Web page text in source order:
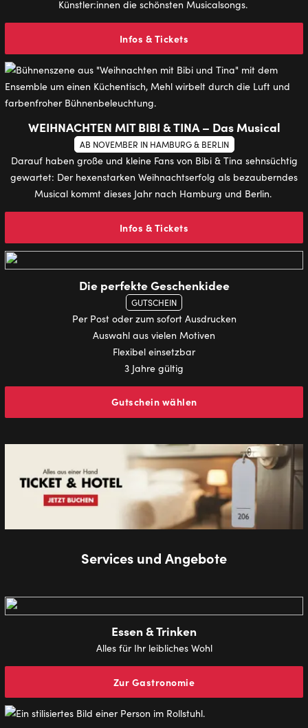
Künstler:innen die schönsten Musicalsongs.
Infos & Tickets
WEIHNACHTEN MIT BIBI & TINA – Das Musical
AB NOVEMBER IN HAMBURG & BERLIN
Darauf haben große und kleine Fans von Bibi & Tina sehnsüchtig
gewartet: Der hexenstarken Weihnachtserfolg als bezauberndes
Musical kommt dieses Jahr nach Hamburg und Berlin.
Infos & Tickets
Die perfekte Geschenkidee
GUTSCHEIN
Per Post oder zum sofort Ausdrucken
Auswahl aus vielen Motiven
Flexibel einsetzbar
3 Jahre gültig
Gutschein wählen
Services und Angebote
Essen & Trinken
Alles für Ihr leibliches Wohl
Zur Gastronomie